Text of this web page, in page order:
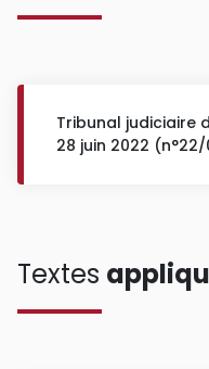
Tribunal judiciaire
28 juin 2022 (n°22/
Textes